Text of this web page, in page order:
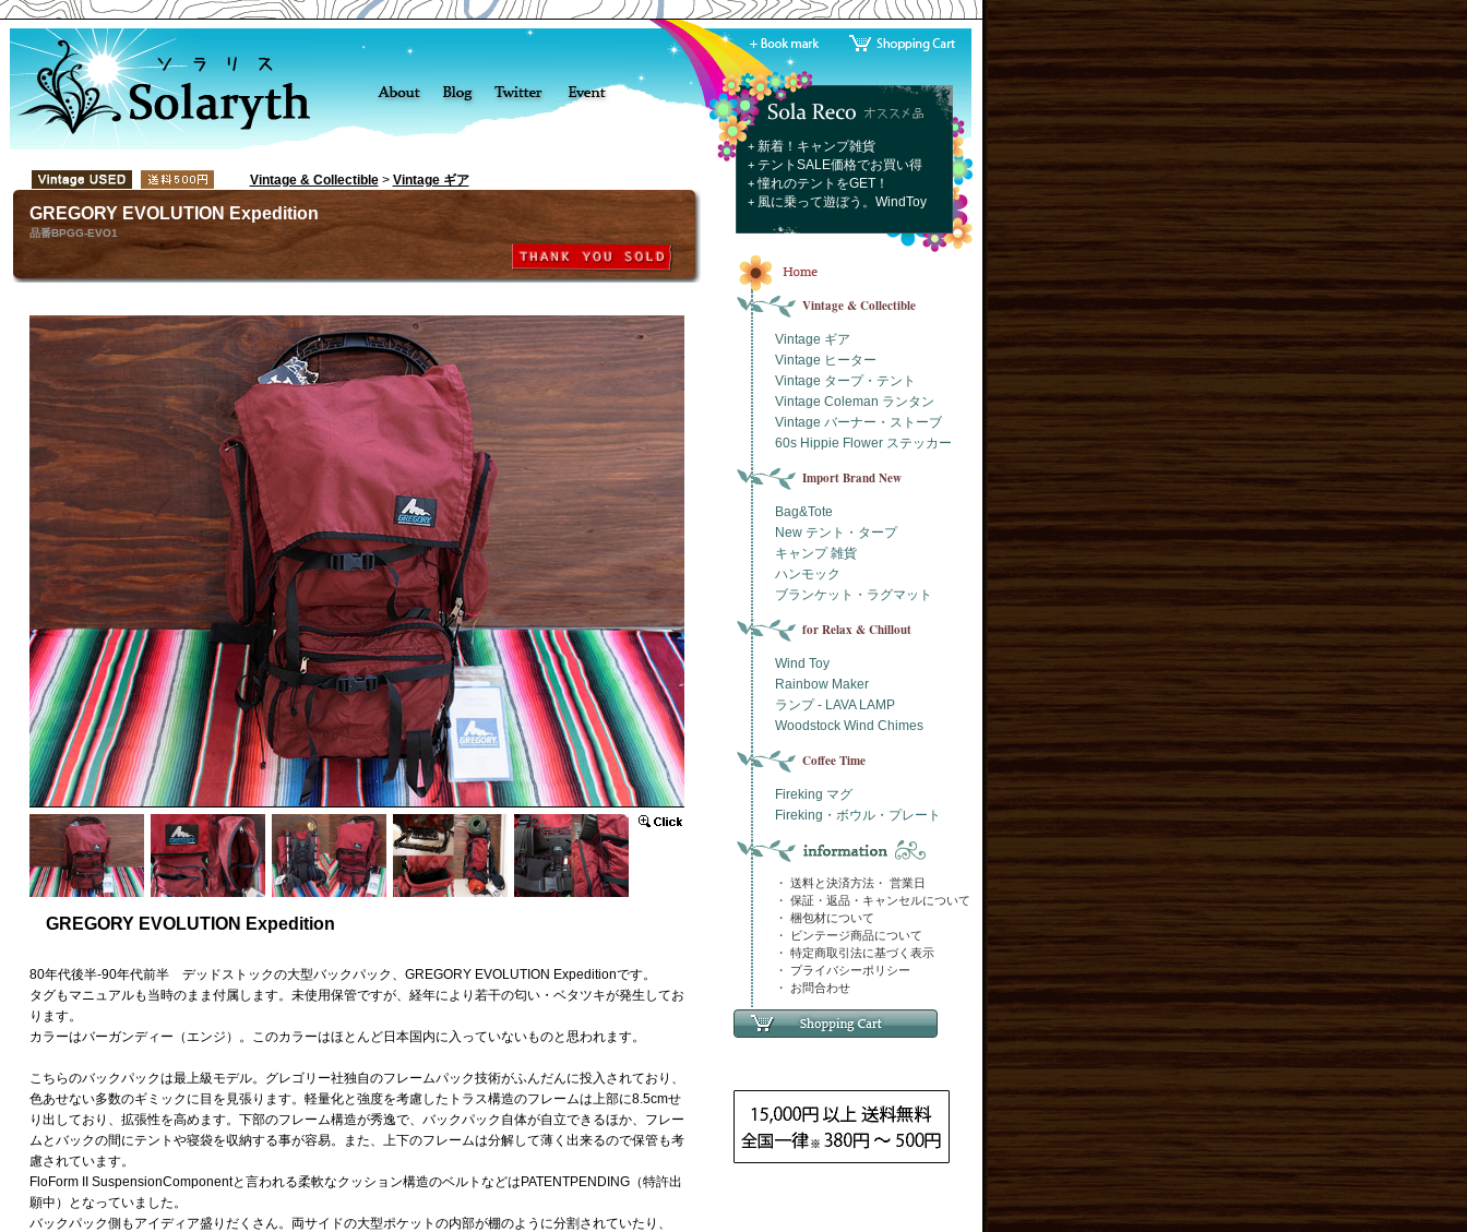
Vintage & Collectible> Vintage ギア
GREGORY EVOLUTION Expedition
品番BPGG-EVO1
GREGORY EVOLUTION Expedition
80年代後半-90年代前半 デッドストックの大型バックパック、GREGORY EVOLUTION Expeditionです。
タグもマニュアルも当時のまま付属します。未使用保管ですが、経年により若干の匂い・ベタツキが発生してお
ります。
カラーはバーガンディー（エンジ）。このカラーはほとんど日本国内に入っていないものと思われます。
こちらのバックパックは最上級モデル。グレゴリー社独自のフレームパック技術がふんだんに投入されており、
色あせない多数のギミックに目を見張ります。軽量化と強度を考慮したトラス構造のフレームは上部に8.5cmせ
り出しており、拡張性を高めます。下部のフレーム構造が秀逸で、バックパック自体が自立できるほか、フレー
ムとバックの間にテントや寝袋を収納する事が容易。また、上下のフレームは分解して薄く出来るので保管も考
慮されています。
FloForm II SuspensionComponentと言われる柔軟なクッション構造のベルトなどはPATENTPENDING（特許出
願中）となっていました。
バックパック側もアイディア盛りだくさん。両サイドの大型ポケットの内部が棚のように分割されていたり、
+ 新着！キャンプ雑貨
+ テントSALE価格でお買い得
+憧れのテントをGET！
+ 風に乗って遊ぼう。WindToy
Vintage & Collectible
Vintage ギア
Vintage ヒーター
Vintage タープ・テント
Vintage Coleman ランタン
Vintage バーナー・ストーブ
60s Hippie Flower ステッカー
Import Brand New
Bag&Tote
New テント・タープ
キャンプ 雑貨
ハンモック
ブランケット・ラグマット
for Relax & Chillout
Wind Toy
Rainbow Maker
ランプ - LAVA LAMP
Woodstock Wind Chimes
Coffee Time
Fireking マグ
Fireking・ボウル・プレート
・ 送料と決済方法・ 営業日
・ 保証・返品・キャンセルについて
・ 梱包材について
・ ビンテージ商品について
・ 特定商取引法に基づく表示
・ プライバシーポリシー
・ お問合わせ